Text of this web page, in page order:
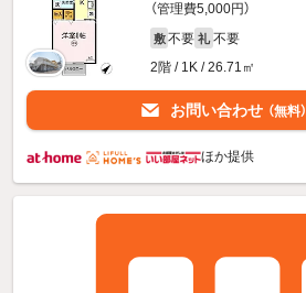
（管理費5,000円）
敷 不要 礼 不要
2階 / 1K / 26.71㎡
お問い合わせ （無料）
ほか提供